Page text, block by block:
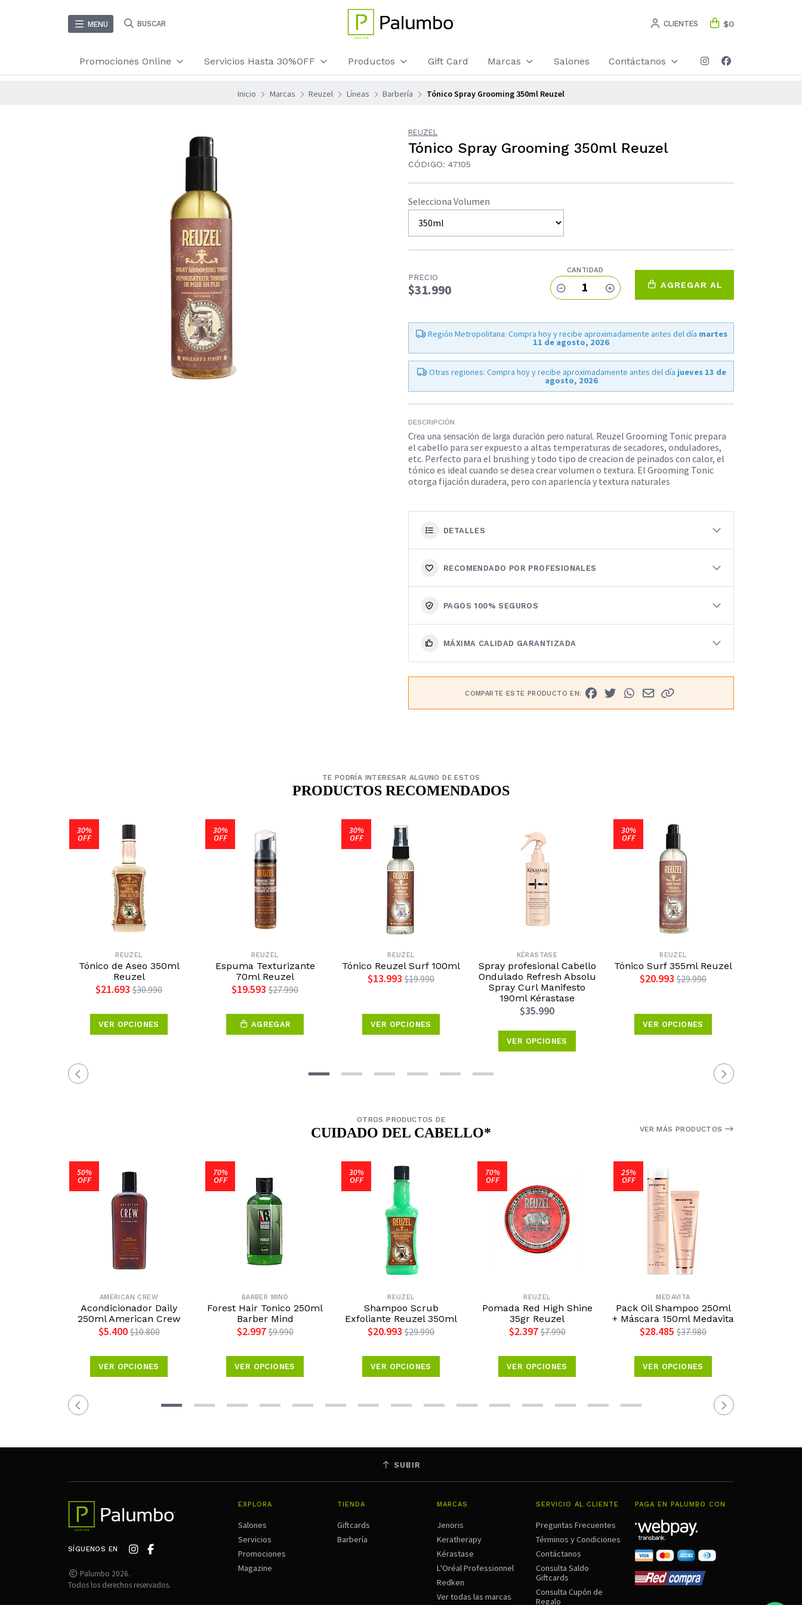
MENU BUSCAR CLIENTES $0
Promociones Online Servicios Hasta 30%OFF Productos Gift Card Marcas Salones Contáctanos
Inicio Marcas Reuzel Líneas Barbería Tónico Spray Grooming 350ml Reuzel
REUZEL
Tónico Spray Grooming 350ml Reuzel
CÓDIGO: 47105
Selecciona Volumen
PRECIO
$31.990
CANTIDAD
1 AGREGAR AL
Región Metropolitana: Compra hoy y recibe aproximadamente antes del día martes
11 de agosto, 2026
Otras regiones: Compra hoy y recibe aproximadamente antes del día jueves 13 de
agosto, 2026
DESCRIPCIÓN
Crea una sensación de larga duración pero natural. Reuzel Grooming Tonic prepara
el cabello para ser expuesto a altas temperaturas de secadores, onduladores,
etc. Perfecto para el brushing y todo tipo de creacion de peinados con calor, el
tónico es ideal cuando se desea crear volumen o textura. El Grooming Tonic
otorga fijación duradera, pero con apariencia y textura naturales
DETALLES
RECOMENDADO POR PROFESIONALES
PAGOS 100% SEGUROS
MÁXIMA CALIDAD GARANTIZADA
COMPARTE ESTE PRODUCTO EN:
TE PODRÍA INTERESAR ALGUNO DE ESTOS
PRODUCTOS RECOMENDADOS
30%
OFF
REUZEL
Tónico de Aseo 350ml
Reuzel
$21.693 $30.990
VER OPCIONES
30%
OFF
REUZEL
Espuma Texturizante
70ml Reuzel
$19.593 $27.990
AGREGAR
30%
OFF
REUZEL
Tónico Reuzel Surf 100ml
$13.993 $19.990
VER OPCIONES
KÉRASTASE
Spray profesional Cabello
Ondulado Refresh Absolu
Spray Curl Manifesto
190ml Kérastase
$35.990
VER OPCIONES
30%
OFF
REUZEL
Tónico Surf 355ml Reuzel
$20.993 $29.990
VER OPCIONES
OTROS PRODUCTOS DE
CUIDADO DEL CABELLO* VER MÁS PRODUCTOS
50%
OFF
AMERICAN CREW
Acondicionador Daily
250ml American Crew
$5.400 $10.800
VER OPCIONES
70%
OFF
BARBER MIND
Forest Hair Tonico 250ml
Barber Mind
$2.997 $9.990
VER OPCIONES
30%
OFF
REUZEL
Shampoo Scrub
Exfoliante Reuzel 350ml
$20.993 $29.990
VER OPCIONES
70%
OFF
REUZEL
Pomada Red High Shine
35gr Reuzel
$2.397 $7.990
VER OPCIONES
25%
OFF
MEDAVITA
Pack Oil Shampoo 250ml
+ Máscara 150ml Medavita
$28.485 $37.980
VER OPCIONES
SUBIR
SÍGUENOS EN
Palumbo 2026.
Todos los derechos reservados.
EXPLORA
Salones
Servicios
Promociones
Magazine
TIENDA
Giftcards
Barbería
MARCAS
Jenoris
Keratherapy
Kérastase
L'Oréal Professionnel
Redken
Ver todas las marcas
SERVICIO AL CLIENTE
Preguntas Frecuentes
Términos y Condiciones
Contáctanos
Consulta Saldo
Giftcards
Consulta Cupón de
Regalo
PAGA EN PALUMBO CON